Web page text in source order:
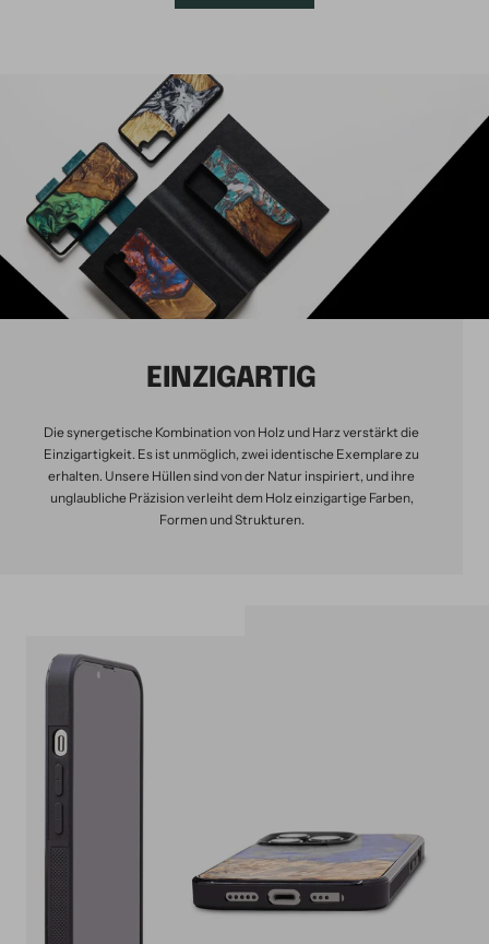
EINZIGARTIG
Die synergetische Kombination von Holz und Harz verstärkt die
Einzigartigkeit. Es ist unmöglich, zwei identische Exemplare zu
erhalten. Unsere Hüllen sind von der Natur inspiriert, und ihre
unglaubliche Präzision verleiht dem Holz einzigartige Farben,
Formen und Strukturen.